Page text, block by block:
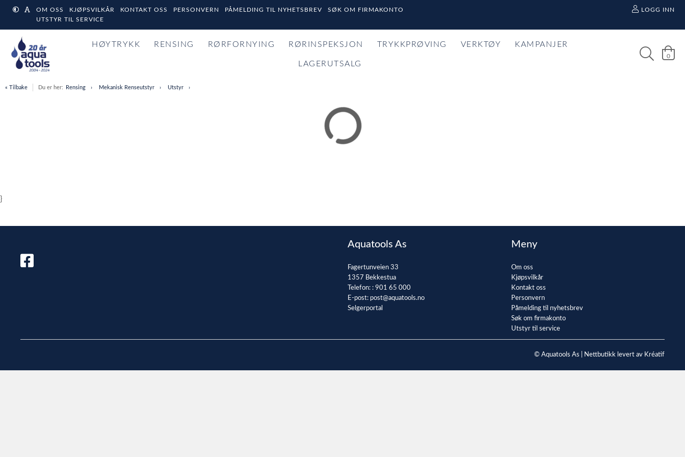
OM OSS KJØPSVILKÅR KONTAKT OSS PERSONVERN PÅMELDING TIL NYHETSBREV
SØK OM FIRMAKONTO
UTSTYR TIL SERVICE
LOGG INN
HØYTRYKK RENSING RØRFORNYING RØRINSPEKSJON TRYKKPRØVING VERKTØY KAMPANJER
LAGERUTSALG
0
« Tilbake Du er her: Rensing Mekanisk Renseutstyr Utstyr
}
Aquatools As
Fagertunveien 33
1357 Bekkestua
Telefon: : 901 65 000
E-post: post@aquatools.no
Selgerportal
Meny
Om oss
Kjøpsvilkår
Kontakt oss
Personvern
Påmelding til nyhetsbrev
Søk om firmakonto
Utstyr til service
© Aquatools As | Nettbutikk levert av Kréatif